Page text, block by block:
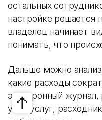
остальных
настройке решается
владелец начинает
понимать, что
Дальше можно
какие расходы
электронный журнал,
учет услуг,